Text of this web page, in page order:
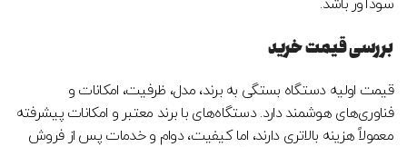
سودآور باشد.
بررسی قیمت خرید
قیمت اولیه دستگاه بستگی به برند، مدل، ظرفیت، امکانات و
فناوری‌های هوشمند دارد. دستگاه‌های با برند معتبر و امکانات پیشرفته
معمولاً هزینه بالاتری دارند، اما کیفیت، دوام و خدمات پس از فروش